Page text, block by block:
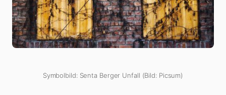
Symbolbild: Senta Berger Unfall (Bild: Picsum)